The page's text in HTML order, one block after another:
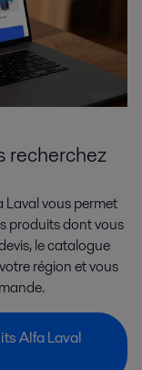
recherchez
vous permet
produits dont vous
le catalogue
région et vous
Alfa Laval